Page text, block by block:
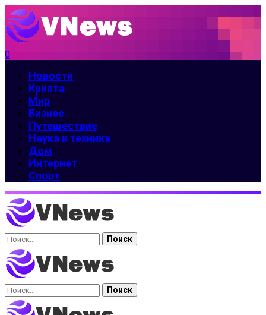
0
Новости
Крипта
Мир
Бизнес
Путешествие
Наука и техника
Дом
Интернет
Спорт
Найти:
Найти: